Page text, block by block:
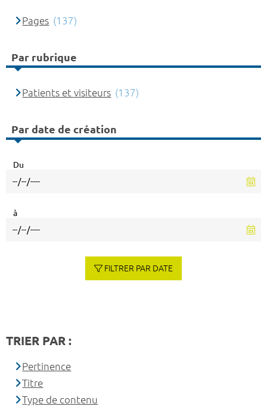
Pages (137)
Par rubrique
Patients et visiteurs (137)
Par date de création
Du
à
FILTRER PAR DATE
TRIER PAR :
Pertinence
Titre
Type de contenu